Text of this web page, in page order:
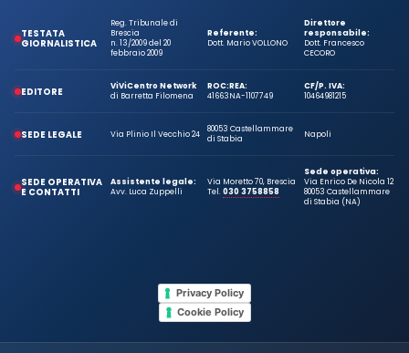
TESTATA
GIORNALISTICA
Reg. Tribunale di
Brescia
n. 13/2009 del 20
febbraio 2009
Referente:
Dott. Mario VOLLONO
Direttore
responsabile:
Dott. Francesco
CECORO
EDITORE
ViViCentro Network
di Barretta Filomena
ROC:
41663
REA:
NA-1107749
CF/P. IVA:
10464981215
SEDE LEGALE Via Plinio Il Vecchio 24
80053 Castellammare
di Stabia
Napoli
SEDE OPERATIVA
E CONTATTI
Assistente legale:
Avv. Luca Zuppelli
Via Moretto 70, Brescia
Tel.030 3758858
Sede operativa:
Via Enrico De Nicola 12
80053 Castellammare
di Stabia (NA)
Privacy Policy
Cookie Policy